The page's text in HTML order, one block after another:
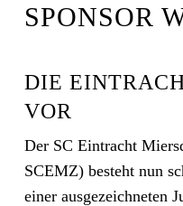
SPONSOR
DIE
VOR
Der SC Eintracht
SCEMZ) besteht nun
einer ausgezeichneten